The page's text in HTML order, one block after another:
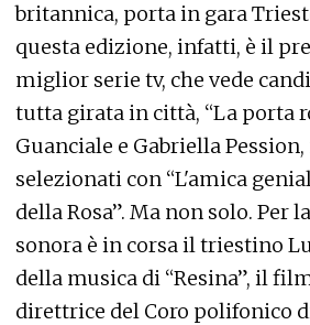
britannica, porta in gara
questa edizione, infatti, è il
miglior serie tv, che vede
tutta girata in città, “La porta
Guanciale e Gabriella
selezionati con “L'amica
della Rosa”. Ma non solo. Per
sonora è in corsa il triestino
della musica di “Resina”, il
direttrice del Coro polifonico